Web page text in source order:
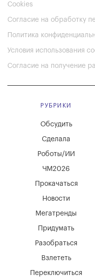
Cookies
Согласие на обработку
Политика
Условия использования
Согласие на получение
РУБРИКИ
Мегатренды
Придумать
Разобраться
Взлететь
Новости
Переключиться
Обсудить
Сделала
Роботы/ИИ
ЧМ2026
Прокачаться